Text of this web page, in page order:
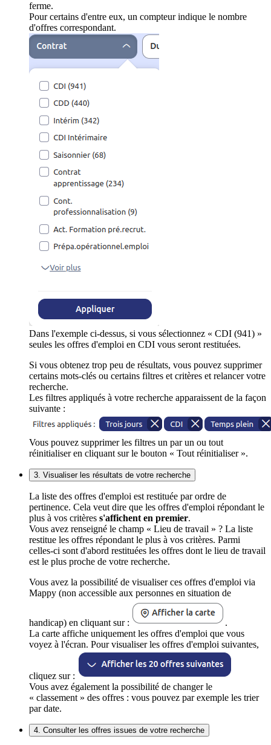
ferme.
Pour certains d'entre eux, un compteur indique le nombre
d'offres correspondant.
Dans l'exemple ci-dessus, si vous sélectionnez « CDI (941) »
seules les offres d'emploi en CDI vous seront restituées.
Si vous obtenez trop peu de résultats, vous pouvez supprimer
certains mots-clés ou certains filtres et critères et relancer votre
recherche.
Les filtres appliqués à votre recherche apparaissent de la façon
suivante :
Vous pouvez supprimer les filtres un par un ou tout
réinitialiser en cliquant sur le bouton « Tout réinitialiser ».
3. Visualiser les résultats de votre recherche
La liste des offres d'emploi est restituée par ordre de
pertinence. Cela veut dire que les offres d'emploi répondant le
plus à vos critères s'affichent en premier.
Vous avez renseigné le champ « Lieu de travail » ? La liste
restitue les offres répondant le plus à vos critères. Parmi
celles-ci sont d'abord restituées les offres dont le lieu de travail
est le plus proche de votre recherche.
Vous avez la possibilité de visualiser ces offres d'emploi via
Mappy (non accessible aux personnes en situation de
handicap) en cliquant sur :
.
La carte affiche uniquement les offres d'emploi que vous
voyez à l'écran. Pour visualiser les offres d'emploi suivantes,
cliquez sur :
Vous avez également la possibilité de changer le
« classement » des offres : vous pouvez par exemple les trier
par date.
4. Consulter les offres issues de votre recherche